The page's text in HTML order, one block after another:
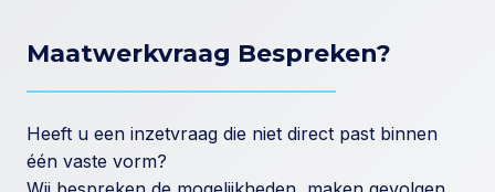
Maatwerkvraag Bespreken?
Heeft u een inzetvraag die niet direct past binnen
één vaste vorm?